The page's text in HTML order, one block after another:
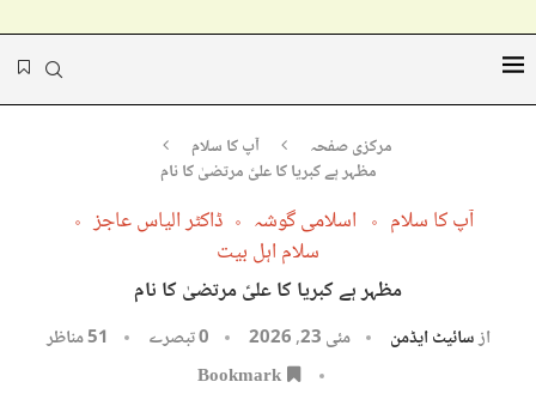
مرکزی صفحہ
آپ کا سلام
مظہر ہے کبریا کا علیؑ مرتضیٰ کا نام
آپ کا سلام اسلامی گوشہ
ڈاکٹر الیاس عاجز
سلام اہل بیت
مظہر ہے کبریا کا علیؑ مرتضیٰ کا نام
ازسائیٹ ایڈمن مئی 23, 2026 0 تبصرے 51مناظر
Bookmark